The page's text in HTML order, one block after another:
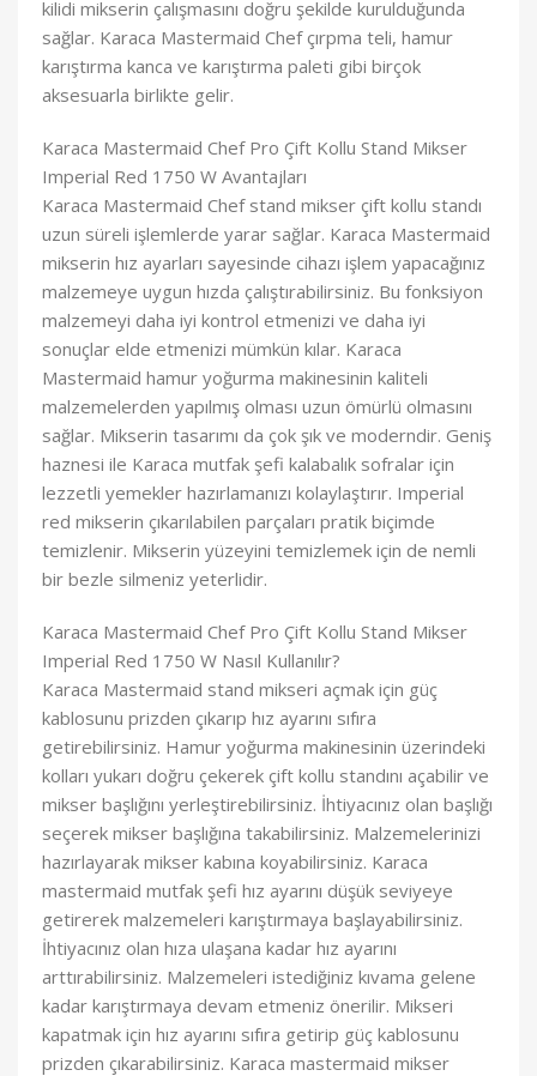
kilidi mikserin çalışmasını doğru şekilde kurulduğunda
sağlar. Karaca Mastermaid Chef çırpma teli, hamur
karıştırma kanca ve karıştırma paleti gibi birçok
aksesuarla birlikte gelir.
Karaca Mastermaid Chef Pro Çift Kollu Stand Mikser
Imperial Red 1750 W Avantajları
Karaca Mastermaid Chef stand mikser çift kollu standı
uzun süreli işlemlerde yarar sağlar. Karaca Mastermaid
mikserin hız ayarları sayesinde cihazı işlem yapacağınız
malzemeye uygun hızda çalıştırabilirsiniz. Bu fonksiyon
malzemeyi daha iyi kontrol etmenizi ve daha iyi
sonuçlar elde etmenizi mümkün kılar. Karaca
Mastermaid hamur yoğurma makinesinin kaliteli
malzemelerden yapılmış olması uzun ömürlü olmasını
sağlar. Mikserin tasarımı da çok şık ve moderndir. Geniş
haznesi ile Karaca mutfak şefi kalabalık sofralar için
lezzetli yemekler hazırlamanızı kolaylaştırır. Imperial
red mikserin çıkarılabilen parçaları pratik biçimde
temizlenir. Mikserin yüzeyini temizlemek için de nemli
bir bezle silmeniz yeterlidir.
Karaca Mastermaid Chef Pro Çift Kollu Stand Mikser
Imperial Red 1750 W Nasıl Kullanılır?
Karaca Mastermaid stand mikseri açmak için güç
kablosunu prizden çıkarıp hız ayarını sıfıra
getirebilirsiniz. Hamur yoğurma makinesinin üzerindeki
kolları yukarı doğru çekerek çift kollu standını açabilir ve
mikser başlığını yerleştirebilirsiniz. İhtiyacınız olan başlığı
seçerek mikser başlığına takabilirsiniz. Malzemelerinizi
hazırlayarak mikser kabına koyabilirsiniz. Karaca
mastermaid mutfak şefi hız ayarını düşük seviyeye
getirerek malzemeleri karıştırmaya başlayabilirsiniz.
İhtiyacınız olan hıza ulaşana kadar hız ayarını
arttırabilirsiniz. Malzemeleri istediğiniz kıvama gelene
kadar karıştırmaya devam etmeniz önerilir. Mikseri
kapatmak için hız ayarını sıfıra getirip güç kablosunu
prizden çıkarabilirsiniz. Karaca mastermaid mikser